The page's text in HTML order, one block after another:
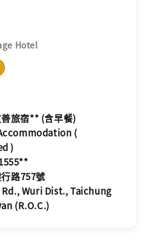
Hotel
旅宿** (含早餐)
(
)
路757號
Wuri Dist., Taichung
(R.O.C.)